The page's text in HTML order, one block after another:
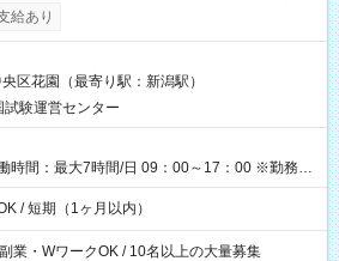
昇給あり 【即給（前払い）オプションあ
る場合、勤務から1週間ほどで給与の一部を受け
擬試験 8:30～17:30（休憩1時間） 時給1,300円
円＋交通費 ※当日の役割により時給＋100
国家試験 7:00～13:30（休憩なし） 時給1,300
円）×6時間＝日収8,400円＋交通費 【試用期
給あり
区花園（最寄り駅：新潟駅）
験運営センター
時間：最大7時間/日 09：00～17：00 ※勤務時
異なります。
/ 短期（1ヶ月以内）
業・WワークOK / 10名以上の大量募集